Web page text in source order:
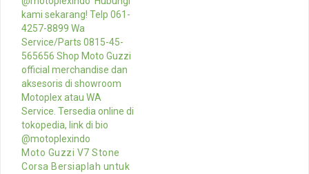
Moto Guzzi V7 Stone
Corsa Bersiaplah untuk